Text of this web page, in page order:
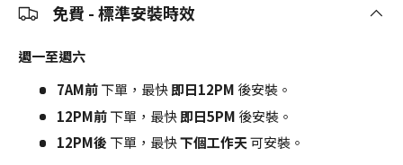
免費 - 標準安裝時效
週一至週六
7AM前下單，最快即日12PM 後安裝。
12PM前下單，最快即日5PM 後安裝。
12PM後 下單，最快下個工作天可安裝。